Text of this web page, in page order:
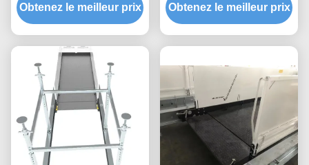
hauteur rétractable 2600
mm Largeur MLP2600
Obtenez le meilleur prix
bâtiments MLP3200-H
Obtenez le meilleur prix